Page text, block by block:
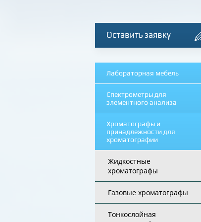
Оставить заявку
Лабораторная мебель
Спектрометры для
элементного анализа
Хроматографы и
принадлежности для
хроматографии
Жидкостные
хроматографы
Газовые хроматографы
Тонкослойная